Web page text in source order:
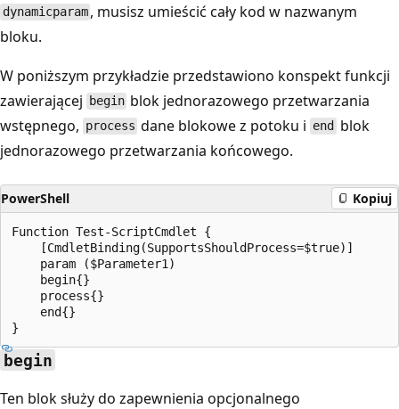
dynamicparam , musisz umieścić cały kod w nazwanym
bloku.
W poniższym przykładzie przedstawiono konspekt funkcji
zawierającej
begin blok jednorazowego przetwarzania
wstępnego, process dane blokowe z potoku i end blok
jednorazowego przetwarzania końcowego.
PowerShell Kopiuj
Function Test-ScriptCmdlet {
    [CmdletBinding(SupportsShouldProcess=$true)]
    param ($Parameter1)
    begin{}
    process{}
    end{}
begin
Ten blok służy do zapewnienia opcjonalnego